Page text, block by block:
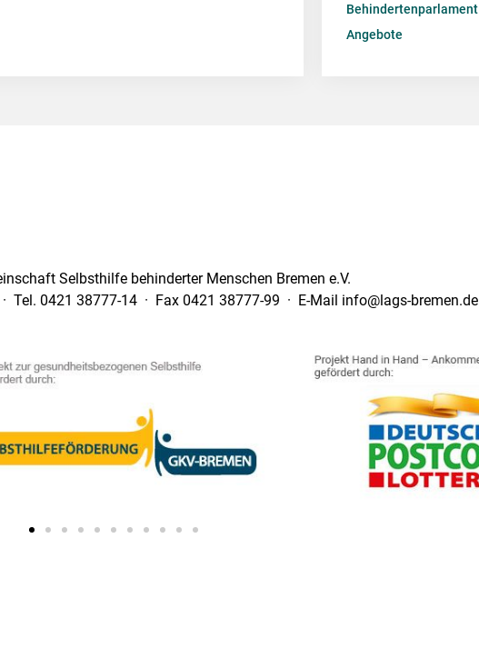
Behindertenparlament
Angebote
Selbsthilfe behinderter Menschen Bremen e.V.
Tel. 0421 38777-14 · Fax 0421 38777-99 · E-Mail info@lags-bremen.de